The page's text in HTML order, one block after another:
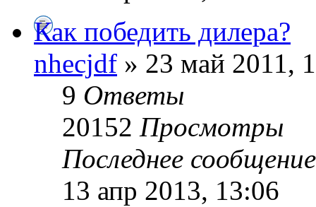
Как победить дилера?
nhecjdf » 23 май 2011,
9 Ответы
20152 Просмотры
Последнее
13 апр 2013, 13:06